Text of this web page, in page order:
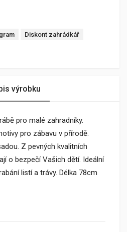
Diskont zahrádkář
výrobku
pro malé zahradníky.
pro zábavu v přírodě.
Z pevných kvalitních
o bezpečí Vašich dětí. Ideální
listí a trávy. Délka 78cm